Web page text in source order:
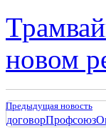
новом
Предыдущая новость
договорПрофсоюз